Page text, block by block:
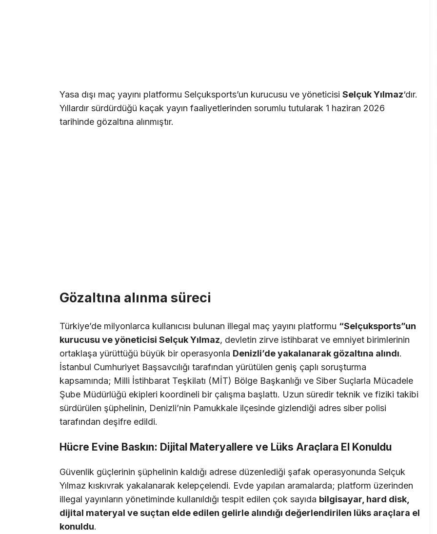
Yasa dışı maç yayını platformu Selçuksports’un kurucusu ve yöneticisi Selçuk Yılmaz‘dır.
Yıllardır sürdürdüğü kaçak yayın faaliyetlerinden sorumlu tutularak 1 haziran 2026
tarihinde gözaltına alınmıştır.
Gözaltına alınma süreci
Türkiye’de milyonlarca kullanıcısı bulunan illegal maç yayını platformu “Selçuksports”un
kurucusu ve yöneticisi Selçuk Yılmaz, devletin zirve istihbarat ve emniyet birimlerinin
ortaklaşa yürüttüğü büyük bir operasyonla Denizli’de yakalanarak gözaltına alındı.
İstanbul Cumhuriyet Başsavcılığı tarafından yürütülen geniş çaplı soruşturma
kapsamında; Milli İstihbarat Teşkilatı (MİT) Bölge Başkanlığı ve Siber Suçlarla Mücadele
Şube Müdürlüğü ekipleri koordineli bir çalışma başlattı. Uzun süredir teknik ve fiziki takibi
sürdürülen şüphelinin, Denizli’nin Pamukkale ilçesinde gizlendiği adres siber polisi
tarafından deşifre edildi.
Hücre Evine Baskın: Dijital Materyallere ve Lüks Araçlara El Konuldu
Güvenlik güçlerinin şüphelinin kaldığı adrese düzenlediği şafak operasyonunda Selçuk
Yılmaz kıskıvrak yakalanarak kelepçelendi. Evde yapılan aramalarda; platform üzerinden
illegal yayınların yönetiminde kullanıldığı tespit edilen çok sayıda bilgisayar, hard disk,
dijital materyal ve suçtan elde edilen gelirle alındığı değerlendirilen lüks araçlara el
konuldu.